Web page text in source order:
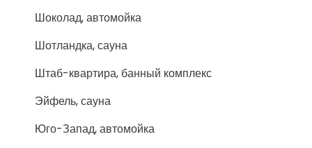
Шоколад, автомойка
Шотландка, сауна
Штаб-квартира, банный комплекс
Эйфель, сауна
Юго-Запад, автомойка